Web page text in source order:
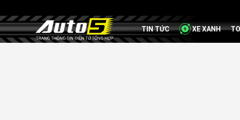
TIN TỨC XE XANH